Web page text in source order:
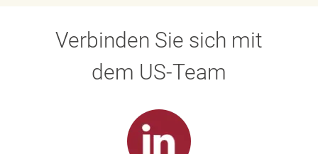
Verbinden Sie sich mit
dem US-Team